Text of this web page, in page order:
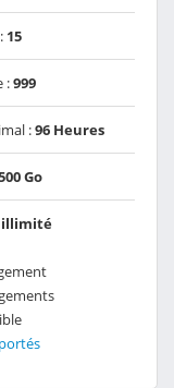
15
:999
:96 Heures
Go
illimité